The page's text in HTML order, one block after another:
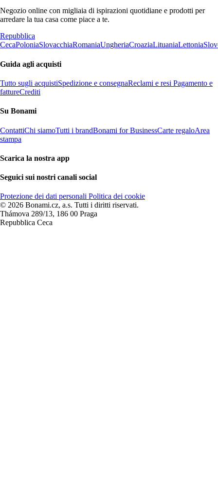
Negozio online con migliaia di ispirazioni quotidiane e prodotti per
arredare la tua casa come piace a te.
Repubblica
CecaPoloniaSlovacchiaRomaniaUngheriaCroaziaLituaniaLettonia
Guida agli acquisti
Tutto sugli acquistiSpedizione e consegnaReclami e resi Pagamento e
fattureCrediti
Su Bonami
ContattiChi siamoTutti i brandBonami for BusinessCarte regaloArea
stampa
Scarica la nostra app
Seguici sui nostri canali social
Protezione dei dati personali Politica dei cookie
© 2026 Bonami.cz, a.s. Tutti i diritti riservati.
Thámova 289/13, 186 00 Praga
Repubblica Ceca